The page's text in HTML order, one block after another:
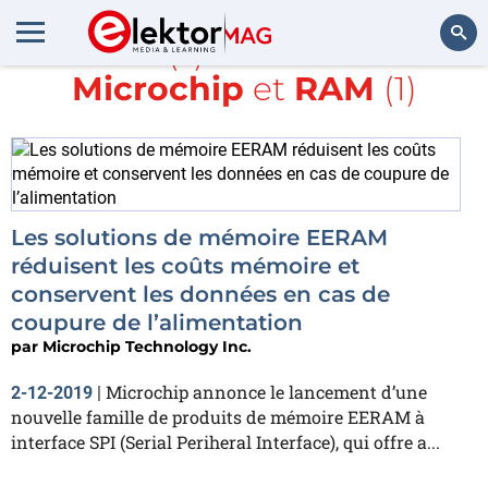
Rechercher
Article(s) avec la balise
Microchip et RAM (1)
Les solutions de mémoire EERAM
réduisent les coûts mémoire et
conservent les données en cas de
coupure de l’alimentation
par Microchip Technology Inc.
2-12-2019 | Microchip annonce le lancement d’une
nouvelle famille de produits de mémoire EERAM à
interface SPI (Serial Periheral Interface), qui offre a...